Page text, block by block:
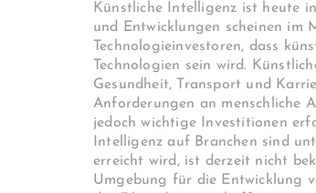
Künstliche Intelligenz ist heute
und Entwicklungen scheinen im
Technologieinvestoren, dass
Technologien sein wird.
Gesundheit, Transport und
Anforderungen an menschliche
jedoch wichtige Investitionen
Intelligenz auf Branchen sind
erreicht wird, ist derzeit nicht
Umgebung für die Entwicklung